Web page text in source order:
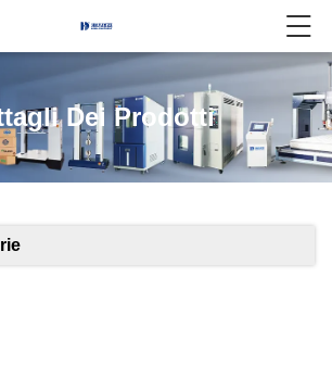
Dei Prodotti